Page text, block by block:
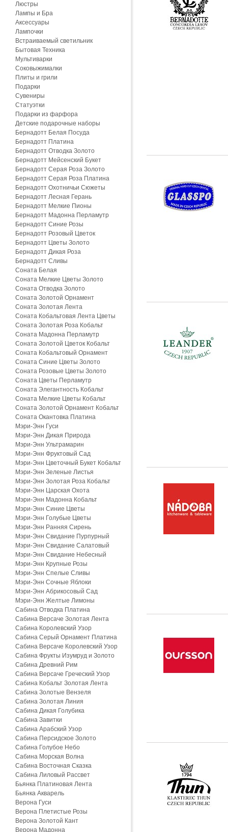
Люстры
Лампы и Бра
Аксессуары
Лампочки
Встраиваемый светильник
Бытовая Техника
Мультиварки
Соковыжималки
Плиты и грили
Подарки
Сувениры
Статуэтки
Подарки из фарфора
Детские подарочные наборы
Бернадотт Белая Посуда
Бернадотт Платина
Бернадотт Отводка Золото
Бернадотт Мейсенский Букет
Бернадотт Серая Роза Золото
Бернадотт Серая Роза Платина
Бернадотт Охотничьи Сюжеты
Бернадотт Лесная Герань
Бернадотт Мелкие Пионы
Бернадотт Мадонна Перламутр
Бернадотт Синие Розы
Бернадотт Розовый Цветок
Бернадотт Цветы Золото
Бернадотт Дикая Роза
Бернадотт Сливы
Соната Белая
Соната Мелкие Цветы Золото
Соната Отводка Золото
Соната Золотой Орнамент
Соната Золотая Лента
Соната Кобальтовая Лента Цветы
Соната Золотая Роза Кобальт
Соната Мадонна Перламутр
Соната Золотой Цветок Кобальт
Соната Кобальтовый Орнамент
Соната Синие Цветы Золото
Соната Розовые Цветы Золото
Соната Цветы Перламутр
Соната Элегантность Кобальт
Соната Мелкие Цветы Кобальт
Соната Золотой Орнамент Кобальт
Соната Окантовка Платина
Мэри-Энн Гуси
Мэри-Энн Дикая Природа
Мэри-Энн Ультрамарин
Мэри-Энн Фруктовый Сад
Мэри-Энн Цветочный Букет Кобальт
Мэри-Энн Зеленые Листья
Мэри-Энн Золотая Роза Кобальт
Мэри-Энн Царская Охота
Мэри-Энн Мадонна Кобальт
Мэри-Энн Синие Цветы
Мэри-Энн Голубые Цветы
Мэри-Энн Ранняя Сирень
Мэри-Энн Свидание Пурпурный
Мэри-Энн Свидание Салатовый
Мэри-Энн Свидание Небесный
Мэри-Энн Крупные Розы
Мэри-Энн Спелые Сливы
Мэри-Энн Сочные Яблоки
Мэри-Энн Абрикосовый Сад
Мэри-Энн Желтые Лимоны
Сабина Отводка Платина
Сабина Версаче Золотая Лента
Сабина Королевский Узор
Сабина Серый Орнамент Платина
Сабина Версаче Королевский Узор
Сабина Фрукты Изумруд и Золото
Сабина Древний Рим
Сабина Версаче Греческий Узор
Сабина Кобальт Золотая Лента
Сабина Золотые Вензеля
Сабина Золотая Линия
Сабина Дикая Голубика
Сабина Завитки
Сабина Арабский Узор
Сабина Персидское Золото
Сабина Голубое Небо
Сабина Морская Волна
Сабина Восточная Сказка
Сабина Лиловый Рассвет
Бьянка Платиновая Лента
Бьянка Акварель
Верона Гуси
Верона Плетистые Розы
Верона Золотой Кант
Верона Мадонна